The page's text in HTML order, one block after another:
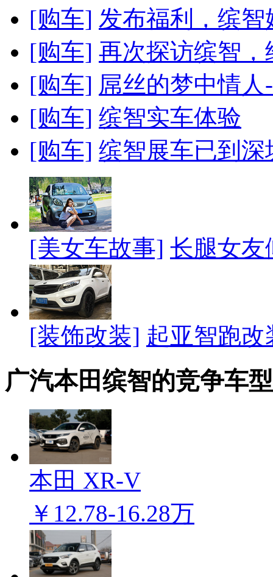
[购车] 发布福利，缤
[购车] 再次探访缤智
[购车] 屌丝的梦中情
[购车] 缤智实车体验
[购车] 缤智展车已到深
[美女车故事] 长腿女友
[装饰改装] 起亚智跑
广汽本田缤智的竞争车型
本田 XR-V
￥12.78-16.28万